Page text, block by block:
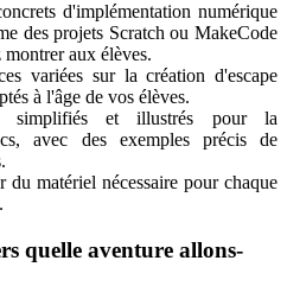
d'implémentation numérique
des projets Scratch ou MakeCode
aux élèves.
variées sur la création d'escape
à l'âge de vos élèves.
simplifiés et illustrés pour la
avec des exemples précis de
du matériel nécessaire pour chaque
quelle aventure allons-